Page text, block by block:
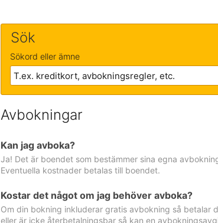
Sök
Sökord eller ämne
Avbokningar
Kan jag avboka?
Ja! Det är boendet som bestämmer sina egna
Eventuella kostnader betalas till boendet.
Kostar det något om jag behöver avboka?
Om din bokning inkluderar gratis avbokning så betalar
eller är icke återbetalningsbar så kan en